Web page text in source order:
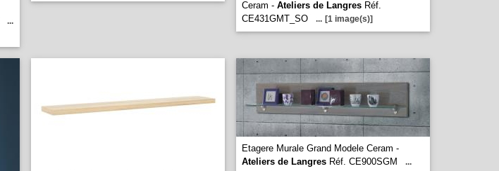
...
Ceram - Ateliers de Langres Réf.
CE431GMT_SO
... [1 image(s)]
Etagere Murale Grand Modele Ceram -
Ateliers de Langres Réf. CE900SGM
...